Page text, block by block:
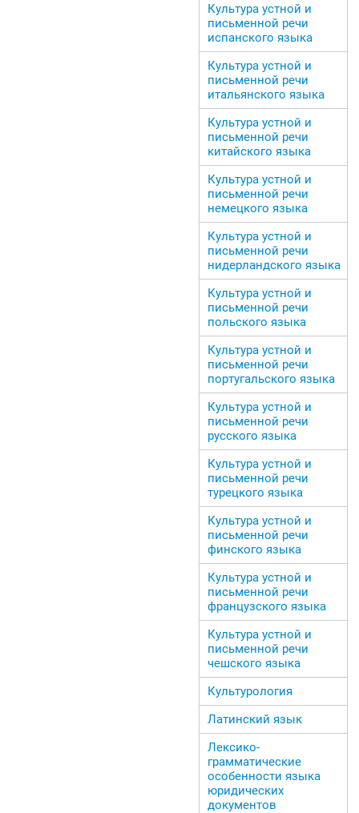
Культура устной и
письменной речи
испанского языка
Культура устной и
письменной речи
итальянского языка
Культура устной и
письменной речи
китайского языка
Культура устной и
письменной речи
немецкого языка
Культура устной и
письменной речи
нидерландского языка
Культура устной и
письменной речи
польского языка
Культура устной и
письменной речи
португальского языка
Культура устной и
письменной речи
русского языка
Культура устной и
письменной речи
турецкого языка
Культура устной и
письменной речи
финского языка
Культура устной и
письменной речи
французского языка
Культура устной и
письменной речи
чешского языка
Культурология
Латинский язык
Лексико-
грамматические
особенности языка
юридических
документов